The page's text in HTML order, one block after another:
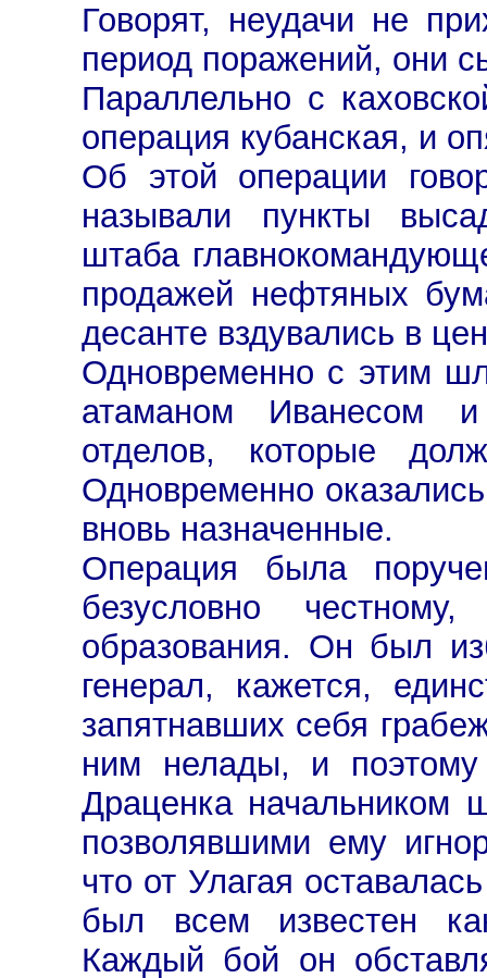
Говорят, неудачи не
период поражений, они
Параллельно с
операция кубанская, и
Об этой операции
называли пункты
штаба
продажей нефтяных
десанте вздувались в
Одновременно с этим
атаманом Иванесом
отделов, которые
Одновременно
вновь назначенные.
Операция была
безусловно
образования. Он был
генерал, кажется,
запятнавших себя
ним нелады, и
Драценка начальником
позволявшими ему
что от Улагая
был всем известен
Каждый бой он